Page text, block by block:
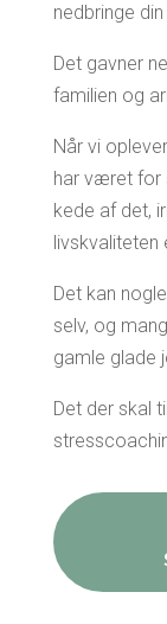
nedbringe
Det gavner
familien og
Når vi
har været
kede af det,
livskvaliteten
Det kan
selv, og
gamle glade
Det der skal